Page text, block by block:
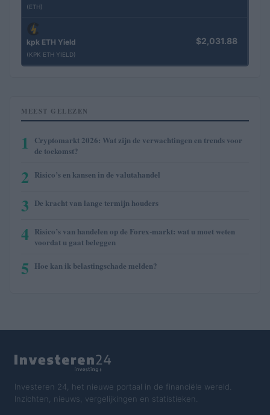
(ETH)
kpk ETH Yield
(KPK ETH YIELD)
$2,031.88
MEEST GELEZEN
1
Cryptomarkt 2026: Wat zijn de verwachtingen en trends voor
de toekomst?
2 Risico’s en kansen in de valutahandel
3 De kracht van lange termijn houders
4 Risico’s van handelen op de Forex-markt: wat u moet weten
voordat u gaat beleggen
5 Hoe kan ik belastingschade melden?
Investeren 24, het nieuwe portaal in de financiële wereld.
Inzichten, nieuws, vergelijkingen en statistieken.